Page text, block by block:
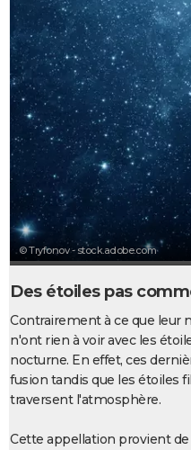
Destinations
City break
Voyage nature
Voyage de noces
Forum
Climat
+PHOTO
GUIDES D'ACHAT
BONS PLANS
CARTE DE VOEUX
Carte de Noël
Carte Bonne année
Carte Saint-Valentin
Carte Pâques
Carte d'anniversaire
DICTIONNAIRE
Dictionnaire
Biographies
Citations
Expressions
Proverbes
PROGRAMME TV
COPAINS D'AVANT
FORUM
Bricolage
Lifestyle
Culture
Sport
Auto
Television
Voyage
Cinema
© Tryfonov - stock.adobe.com
Des étoiles pas
Contrairement à ce que leur
n'ont rien à voir avec les
nocturne. En effet, ces
fusion tandis que les étoiles
traversent l'atmosphère.
Cette appellation provient